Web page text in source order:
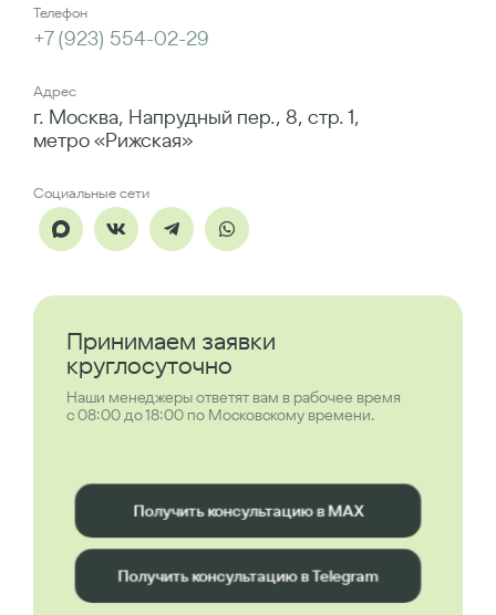
Телефон
+7 (923) 554-02-29
Адрес
г. Москва, Напрудный пер., 8, стр. 1,
метро «Рижская»
Социальные сети
Принимаем заявки
круглосуточно
Наши менеджеры ответят вам в рабочее время
с 08:00 до 18:00 по Московскому времени.
Получить консультацию в MAX
Получить консультацию в Telegram